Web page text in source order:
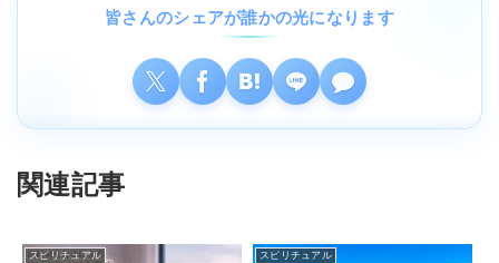
皆さんのシェアが誰かの光になります
関連記事
スピリチュアル スピリチュアル